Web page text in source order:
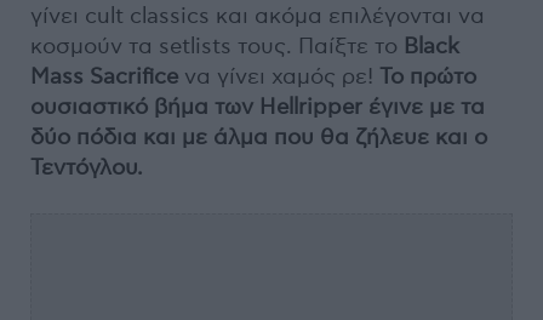
γίνει cult classics και ακόμα επιλέγονται να
κοσμούν τα setlists τους. Παίξτε το Black
Mass Sacrifice να γίνει χαμός ρε! Το πρώτο
ουσιαστικό βήμα των Hellripper έγινε με τα
δύο πόδια και με άλμα που θα ζήλευε και ο
Τεντόγλου.